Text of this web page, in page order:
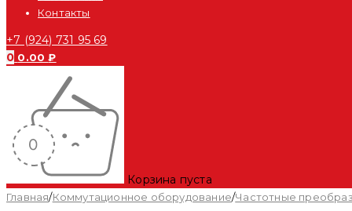
Контакты
+7 (924) 731 95 69
0 0.00₽
Корзина пуста
Главная/Коммутационное оборудование/Частотные